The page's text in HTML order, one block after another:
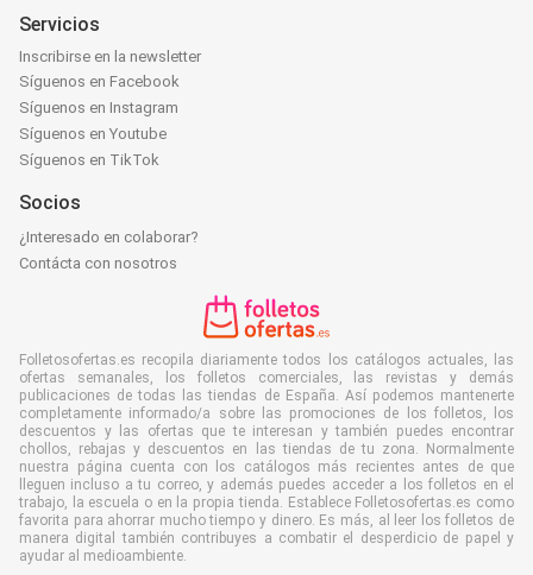
Servicios
Inscribirse en la newsletter
Síguenos en Facebook
Síguenos en Instagram
Síguenos en Youtube
Síguenos en TikTok
Socios
¿Interesado en colaborar?
Contácta con nosotros
Folletosofertas.es recopila diariamente todos los catálogos actuales, las
ofertas semanales, los folletos comerciales, las revistas y demás
publicaciones de todas las tiendas de España. Así podemos mantenerte
completamente informado/a sobre las promociones de los folletos, los
descuentos y las ofertas que te interesan y también puedes encontrar
chollos, rebajas y descuentos en las tiendas de tu zona. Normalmente
nuestra página cuenta con los catálogos más recientes antes de que
lleguen incluso a tu correo, y además puedes acceder a los folletos en el
trabajo, la escuela o en la propia tienda. Establece Folletosofertas.es como
favorita para ahorrar mucho tiempo y dinero. Es más, al leer los folletos de
manera digital también contribuyes a combatir el desperdicio de papel y
ayudar al medioambiente.